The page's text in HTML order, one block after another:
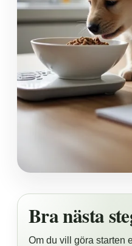
Bra nästa
Om du vill göra starten